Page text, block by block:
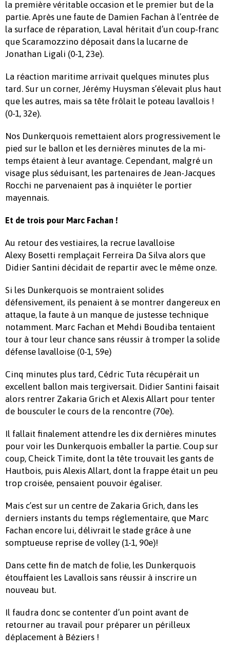
la première véritable occasion et le premier but de la
partie. Après une faute de Damien Fachan à l’entrée de
la surface de réparation, Laval héritait d’un coup-franc
que Scaramozzino déposait dans la lucarne de
Jonathan Ligali (0-1, 23e).
La réaction maritime arrivait quelques minutes plus
tard. Sur un corner, Jérémy Huysman s’élevait plus haut
que les autres, mais sa tête frôlait le poteau lavallois !
(0-1, 32e).
Nos Dunkerquois remettaient alors progressivement le
pied sur le ballon et les dernières minutes de la mi-
temps étaient à leur avantage. Cependant, malgré un
visage plus séduisant, les partenaires de Jean-Jacques
Rocchi ne parvenaient pas à inquiéter le portier
mayennais.
Et de trois pour Marc Fachan !
Au retour des vestiaires, la recrue lavalloise
Alexy Bosetti remplaçait Ferreira Da Silva alors que
Didier Santini décidait de repartir avec le même onze.
Si les Dunkerquois se montraient solides
défensivement, ils penaient à se montrer dangereux en
attaque, la faute à un manque de justesse technique
notamment. Marc Fachan et Mehdi Boudiba tentaient
tour à tour leur chance sans réussir à tromper la solide
défense lavalloise (0-1, 59e)
Cinq minutes plus tard, Cédric Tuta récupérait un
excellent ballon mais tergiversait. Didier Santini faisait
alors rentrer Zakaria Grich et Alexis Allart pour tenter
de bousculer le cours de la rencontre (70e).
Il fallait finalement attendre les dix dernières minutes
pour voir les Dunkerquois emballer la partie. Coup sur
coup, Cheick Timite, dont la tête trouvait les gants de
Hautbois, puis Alexis Allart, dont la frappe était un peu
trop croisée, pensaient pouvoir égaliser.
Mais c’est sur un centre de Zakaria Grich, dans les
derniers instants du temps réglementaire, que Marc
Fachan encore lui, délivrait le stade grâce à une
somptueuse reprise de volley (1-1, 90e)!
Dans cette fin de match de folie, les Dunkerquois
étouffaient les Lavallois sans réussir à inscrire un
nouveau but.
Il faudra donc se contenter d’un point avant de
retourner au travail pour préparer un périlleux
déplacement à Béziers !